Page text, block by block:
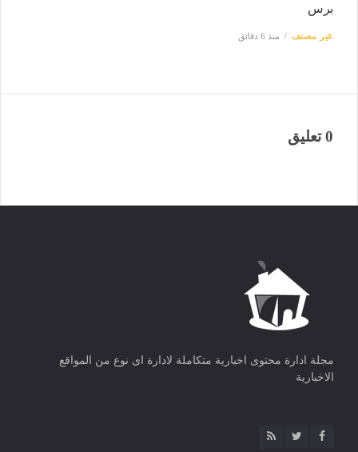
برس
غير مصنف منذ 6 دقائق
0 تعليق
مجلة ادارة محتوى اخبارية متكاملة لادارة اى نوع من المواقع
الاخبارية